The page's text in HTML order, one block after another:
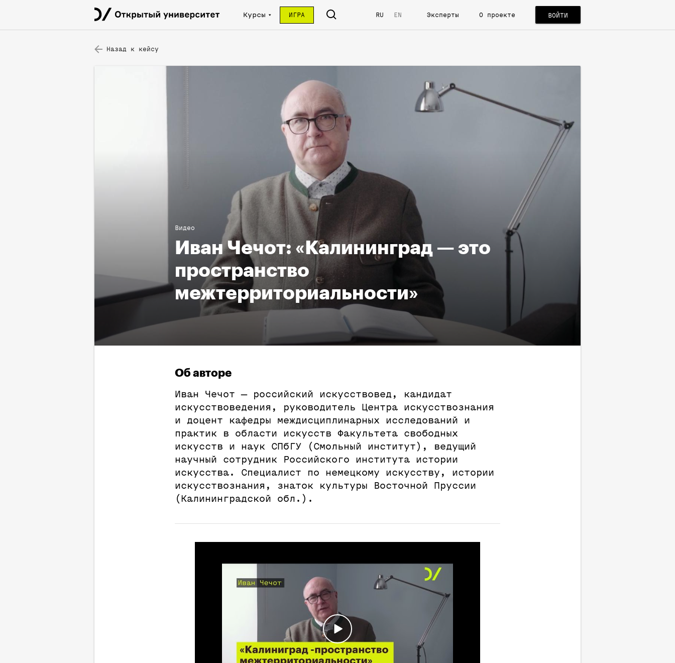
Курсы ИГРА RU EN Эксперты О проекте ВОЙТИ
Назад к кейсу
Видео
Иван Чечот: «Калининград — это
пространство
межтерриториальности»
Об авторе
Иван Чечот — российский искусствовед, кандидат
искусствоведения, руководитель Центра искусствознания
и доцент кафедры междисциплинарных исследований и
практик в области искусств Факультета свободных
искусств и наук СПбГУ (Смольный институт), ведущий
научный сотрудник Российского института истории
искусства. Специалист по немецкому искусству, истории
искусствознания, знаток культуры Восточной Пруссии
(Калининградской обл.).